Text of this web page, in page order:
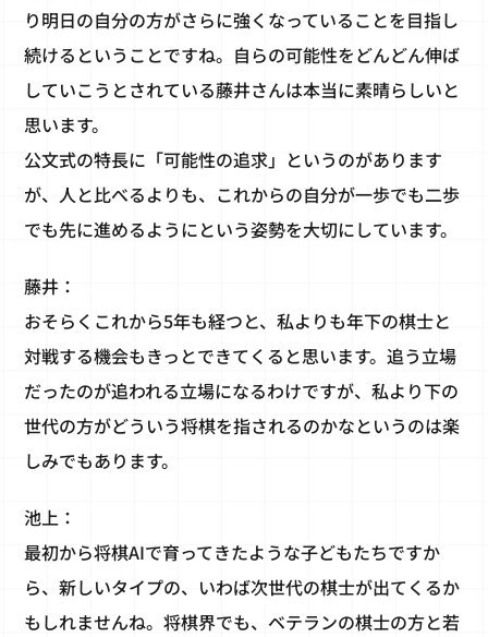
り明日の自分の方がさらに強くなっていることを目指し
続けるということですね。自らの可能性をどんどん伸ば
していこうとされている藤井さんは本当に素晴らしいと
思います。
公文式の特長に「可能性の追求」というのがあります
が、人と比べるよりも、これからの自分が一歩でも二歩
でも先に進めるようにという姿勢を大切にしています。
藤井：
おそらくこれから5年も経つと、私よりも年下の棋士と
対戦する機会もきっとできてくると思います。追う立場
だったのが追われる立場になるわけですが、私より下の
世代の方がどういう将棋を指されるのかなというのは楽
しみでもあります。
池上：
最初から将棋AIで育ってきたような子どもたちですか
ら、新しいタイプの、いわば次世代の棋士が出てくるか
もしれませんね。将棋界でも、ベテランの棋士の方と若